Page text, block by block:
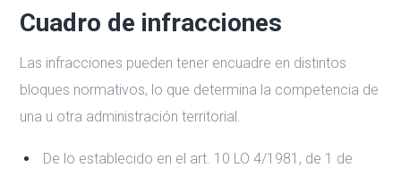
Cuadro de infracciones
Las infracciones pueden tener encuadre en distintos
bloques normativos, lo que determina la competencia de
una u otra administración territorial.
De lo establecido en el art. 10 LO 4/1981, de 1 de